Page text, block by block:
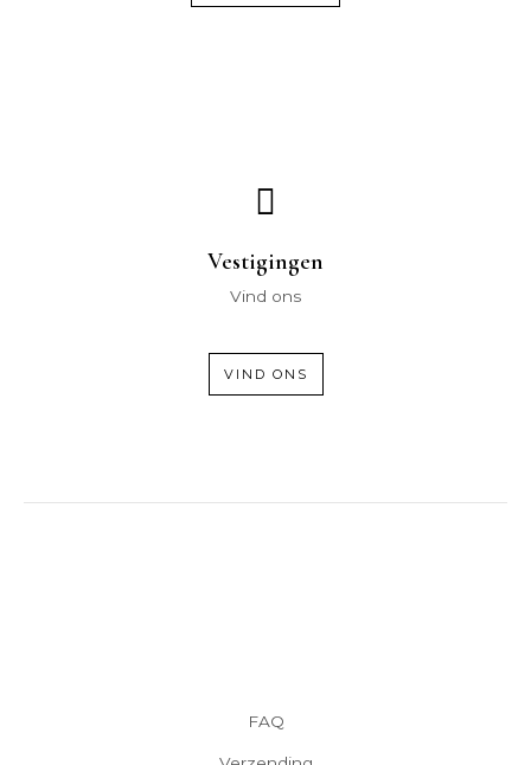
Vestigingen
Vind ons
VIND ONS
FAQ